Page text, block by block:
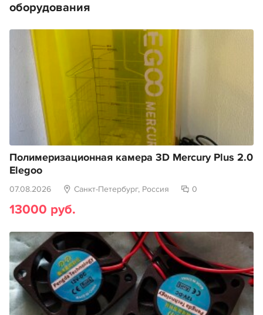
оборудования
Полимеризационная камера 3D Mercury Plus 2.0
Elegoo
07.08.2026 Санкт-Петербург, Россия 0
13000 руб.